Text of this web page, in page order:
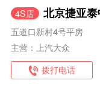
4S店 北京捷亚
五道口新村4号平房
主营：上汽大众
拨打电话